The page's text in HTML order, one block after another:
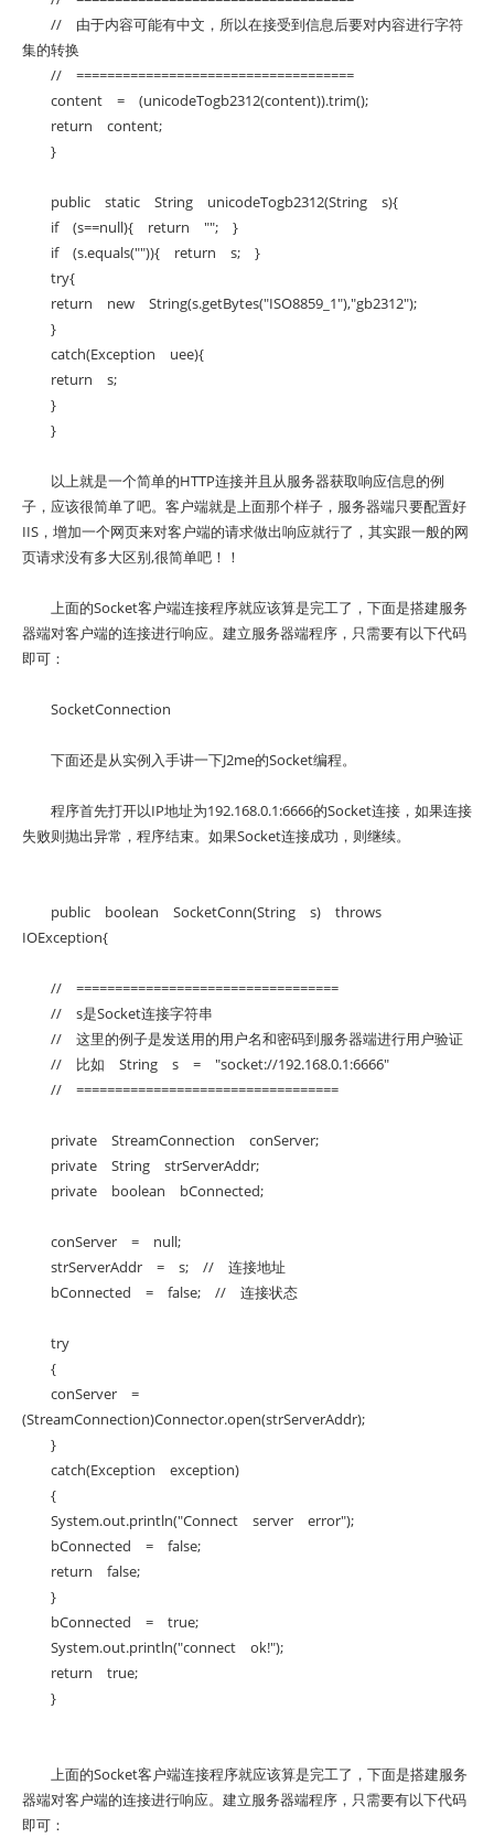
// 由于内容可能有中文，所以在接受到信息后要对内容进行字符
集的转换
// ====================================
content = (unicodeTogb2312(content)).trim();
return content;
}
public static String unicodeTogb2312(String s){
if (s==null){ return ""; }
if (s.equals("")){ return s; }
try{
return new String(s.getBytes("ISO8859_1"),"gb2312");
}
catch(Exception uee){
return s;
}
}
以上就是一个简单的HTTP连接并且从服务器获取响应信息的例
子，应该很简单了吧。客户端就是上面那个样子，服务器端只要配置好
IIS，增加一个网页来对客户端的请求做出响应就行了，其实跟一般的网
页请求没有多大区别,很简单吧！！
上面的Socket客户端连接程序就应该算是完工了，下面是搭建服务
器端对客户端的连接进行响应。建立服务器端程序，只需要有以下代码
即可：
SocketConnection
下面还是从实例入手讲一下J2me的Socket编程。
程序首先打开以IP地址为192.168.0.1:6666的Socket连接，如果连接
失败则抛出异常，程序结束。如果Socket连接成功，则继续。
public boolean SocketConn(String s) throws
IOException{
// ==================================
// s是Socket连接字符串
// 这里的例子是发送用的用户名和密码到服务器端进行用户验证
// 比如 String s = "socket://192.168.0.1:6666"
// ==================================
private StreamConnection conServer;
private String strServerAddr;
private boolean bConnected;
conServer = null;
strServerAddr = s; // 连接地址
bConnected = false; // 连接状态
try
{
conServer =
(StreamConnection)Connector.open(strServerAddr);
}
catch(Exception exception)
{
System.out.println("Connect server error");
bConnected = false;
return false;
}
bConnected = true;
System.out.println("connect ok!");
return true;
}
上面的Socket客户端连接程序就应该算是完工了，下面是搭建服务
器端对客户端的连接进行响应。建立服务器端程序，只需要有以下代码
即可：